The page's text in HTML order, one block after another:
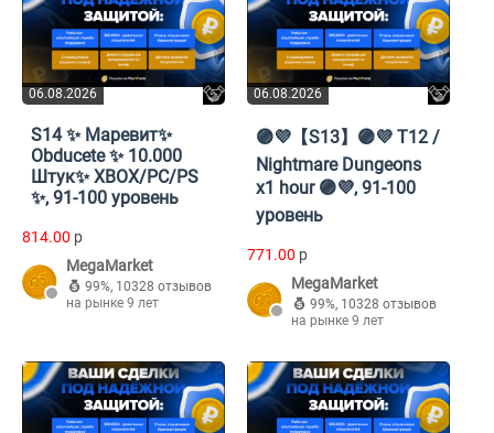
06.08.2026
S14 ✨ Маревит✨
Obducete ✨ 10.000
Штук✨ XBOX/PC/PS
✨, 91-100 уровень
814.00 p
MegaMarket
99%, 10328 отзывов
на рынке 9 лет
06.08.2026
🟣💜【S13】🟣💜 T12 /
Nightmare Dungeons
x1 hour 🟣💜, 91-100
уровень
771.00 p
MegaMarket
99%, 10328 отзывов
на рынке 9 лет